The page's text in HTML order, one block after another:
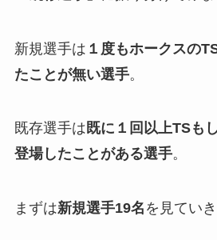
新規選手は １度もホークスの
たことが無い選手。
既存選手は 既に１回以上TSも
登場したことがある選手。
まずは新規選手19名 を見てい